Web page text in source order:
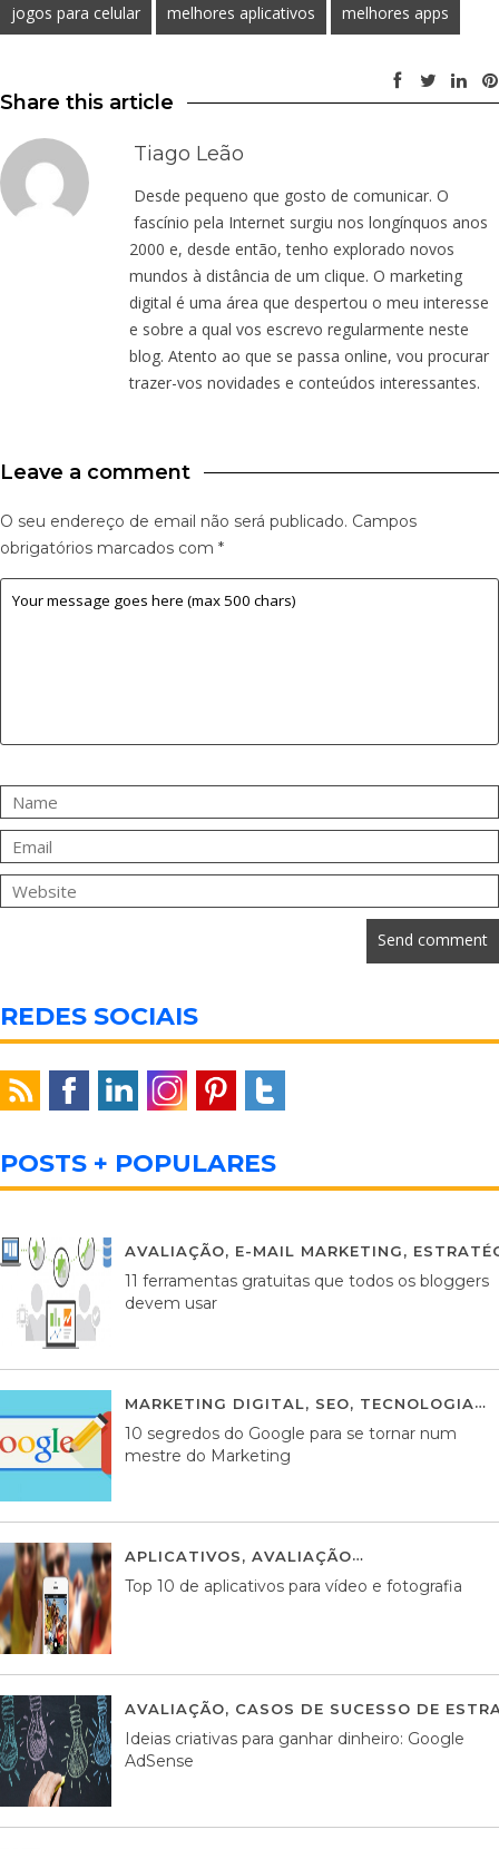
jogos para celular melhores aplicativos melhores apps
Share this article
Tiago Leão
Desde pequeno que gosto de comunicar. O
fascínio pela Internet surgiu nos longínquos anos
2000 e, desde então, tenho explorado novos
mundos à distância de um clique. O marketing
digital é uma área que despertou o meu interesse
e sobre a qual vos escrevo regularmente neste
blog. Atento ao que se passa online, vou procurar
trazer-vos novidades e conteúdos interessantes.
Leave a comment
O seu endereço de email não será publicado. Campos
obrigatórios marcados com *
REDES SOCIAIS
POSTS + POPULARES
AVALIAÇÃO, E-MAIL MARKETING,
11 ferramentas gratuitas que todos os bloggers
devem usar
MARKETING DIGITAL, SEO, TECNOLOGIA
10 segredos do Google para se tornar num
mestre do Marketing
APLICATIVOS, AVALIAÇÃO
Top 10 de aplicativos para vídeo e fotografia
AVALIAÇÃO, CASOS DE SUCESSO DE
Ideias criativas para ganhar dinheiro: Google
AdSense